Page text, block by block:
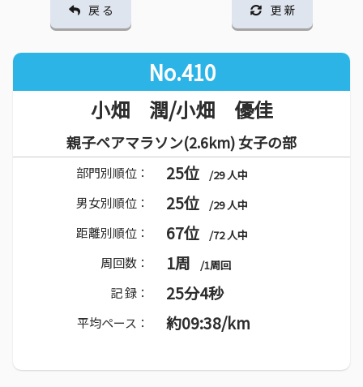
戻 る 更 新
No.410
小畑 潤/小畑 優佳
親子ペアマラソン(2.6km) 女子の部
部門別順位： 25位 /29 人中
男女別順位： 25位 /29 人中
距離別順位： 67位 /72 人中
周回数： 1周 /1周回
記 録： 25分4秒
平均ペース： 約09:38/km